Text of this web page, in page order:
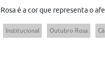
Rosa é a cor que representa o
Institucional Outubro Rosa